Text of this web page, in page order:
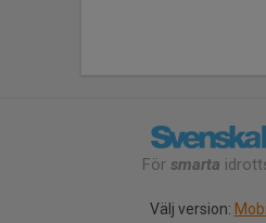
För smarta
Välj version: Mobil